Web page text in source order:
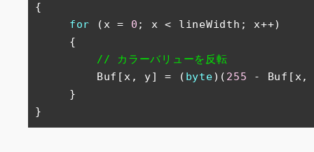
{
for (x = 0 ; x < lineWidth; x++)
// カラーバリューを反転
         Buf[x, y] = (
byte)( 255 -
}